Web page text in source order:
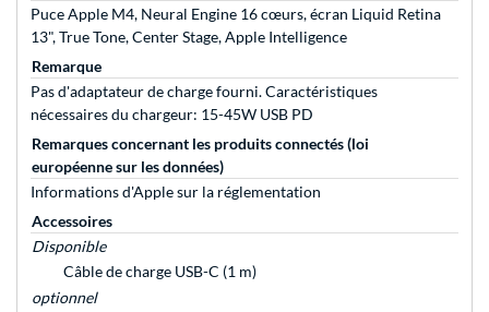
Puce Apple M4, Neural Engine 16 cœurs, écran Liquid Retina
13", True Tone, Center Stage, Apple Intelligence
Remarque
Pas d'adaptateur de charge fourni. Caractéristiques
nécessaires du chargeur: 15-45W USB PD
Remarques concernant les produits connectés (loi
européenne sur les données)
Informations d'Apple sur la réglementation
Accessoires
Disponible
Câble de charge USB-C (1 m)
optionnel